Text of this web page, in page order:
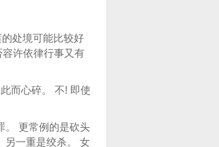
处境可能比较好
许依律行事又有
而心碎。 不! 即使
。 更常例的是砍头
另一重是绞杀。 女